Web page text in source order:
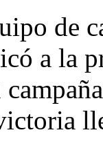
de
a la